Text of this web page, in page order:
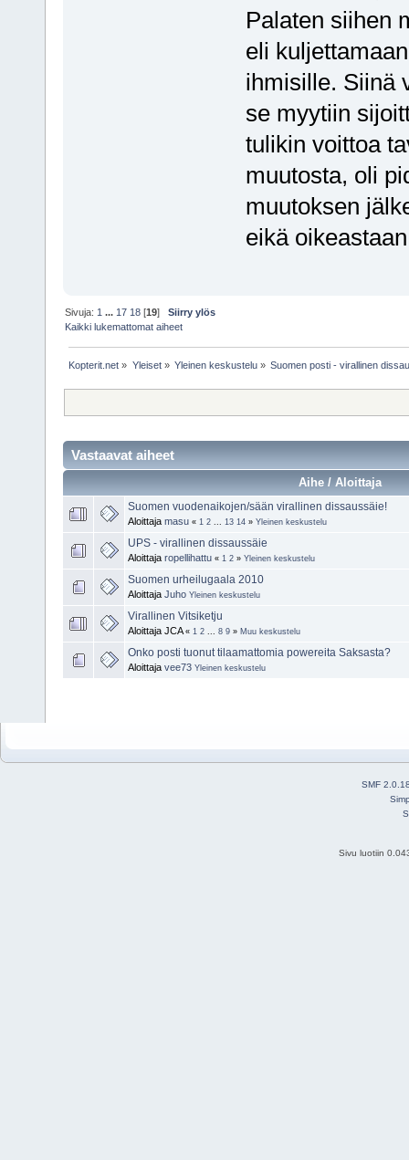
Palaten siihen
eli
ihmisille. Siinä
se myytiin
tulikin voittoa
muutosta, oli
muutoksen
eikä
Sivuja: 1 ... 17 18 [19]Siirry ylös
Kaikki lukemattomat aiheet
Kopterit.net » Yleiset» Yleinen keskustelu» Suomen posti - virallinen
Vastaavat aiheet
Aihe / Aloittaja
Suomen vuodenaikojen/sään virallinen dissaussäie!
Aloittaja masu « 1 2 ... 13 14 » Yleinen keskustelu
UPS - virallinen dissaussäie
Aloittaja ropellihattu « 1 2 » Yleinen keskustelu
Suomen urheilugaala 2010
Aloittaja Juho Yleinen keskustelu
Virallinen Vitsiketju
Aloittaja JCA « 1 2 ... 8 9 » Muu keskustelu
Onko posti tuonut tilaamattomia powereita Saksasta?
Aloittaja vee73 Yleinen keskustelu
SMF
Sivu luotiin